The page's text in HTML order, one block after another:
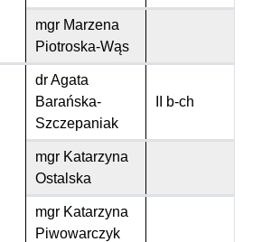
mgr Marzena
Piotroska-Wąs
dr Agata
Barańska-
Szczepaniak
II b-ch
mgr Katarzyna
Ostalska
mgr Katarzyna
Piwowarczyk